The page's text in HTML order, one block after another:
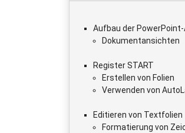
Aufbau der
Dokumentansichten
Register START
Erstellen von Folien
Verwenden von
Editieren von Textfolien
Formatierung von